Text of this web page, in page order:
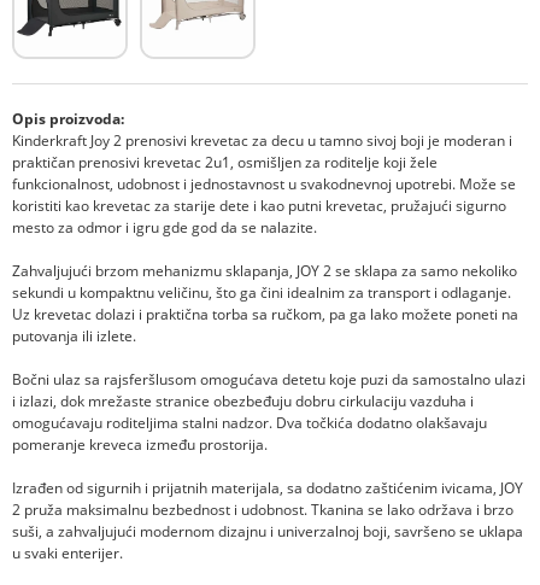
Opis proizvoda:
Kinderkraft Joy 2 prenosivi krevetac za decu u tamno sivoj boji je moderan i
praktičan prenosivi krevetac 2u1, osmišljen za roditelje koji žele
funkcionalnost, udobnost i jednostavnost u svakodnevnoj upotrebi. Može se
koristiti kao krevetac za starije dete i kao putni krevetac, pružajući sigurno
mesto za odmor i igru gde god da se nalazite.
Zahvaljujući brzom mehanizmu sklapanja, JOY 2 se sklapa za samo nekoliko
sekundi u kompaktnu veličinu, što ga čini idealnim za transport i odlaganje.
Uz krevetac dolazi i praktična torba sa ručkom, pa ga lako možete poneti na
putovanja ili izlete.
Bočni ulaz sa rajsferšlusom omogućava detetu koje puzi da samostalno ulazi
i izlazi, dok mrežaste stranice obezbeđuju dobru cirkulaciju vazduha i
omogućavaju roditeljima stalni nadzor. Dva točkića dodatno olakšavaju
pomeranje kreveca između prostorija.
Izrađen od sigurnih i prijatnih materijala, sa dodatno zaštićenim ivicama, JOY
2 pruža maksimalnu bezbednost i udobnost. Tkanina se lako održava i brzo
suši, a zahvaljujući modernom dizajnu i univerzalnoj boji, savršeno se uklapa
u svaki enterijer.